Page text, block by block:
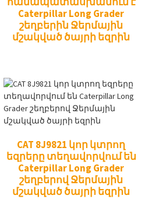
Caterpillar Long Grader
շեղբերին Ջերմային
մշակված ծայրի եզրին
CAT 8J9821 կոր կտրող
եզրերը տեղավորվում են
Caterpillar Long Grader
շեղբերով Ջերմային
մշակված ծայրի եզրին